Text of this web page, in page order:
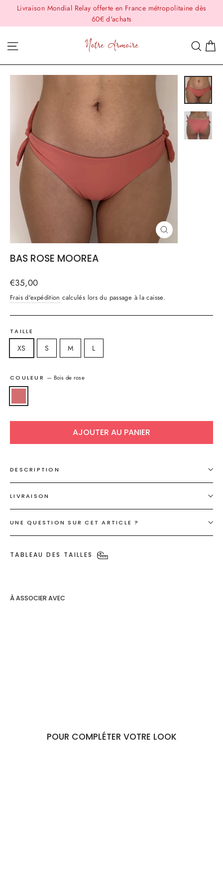
Passer
contenu
Livraison Mondial Relay offerte en France métropolitaine dès
60€ d'achats
FERMER
(ESC)
BAS ROSE MOOREA
Prix
régulier
€35,00
Frais d'expédition calculés lors du passage à la caisse.
TAILLE
XS S M L
COULEUR — Bois de rose
AJOUTER AU PANIER
DESCRIPTION
LIVRAISON
UNE QUESTION SUR CET ARTICLE ?
TABLEAU DES TAILLES
À ASSOCIER AVEC
POUR COMPLÉTER VOTRE LOOK